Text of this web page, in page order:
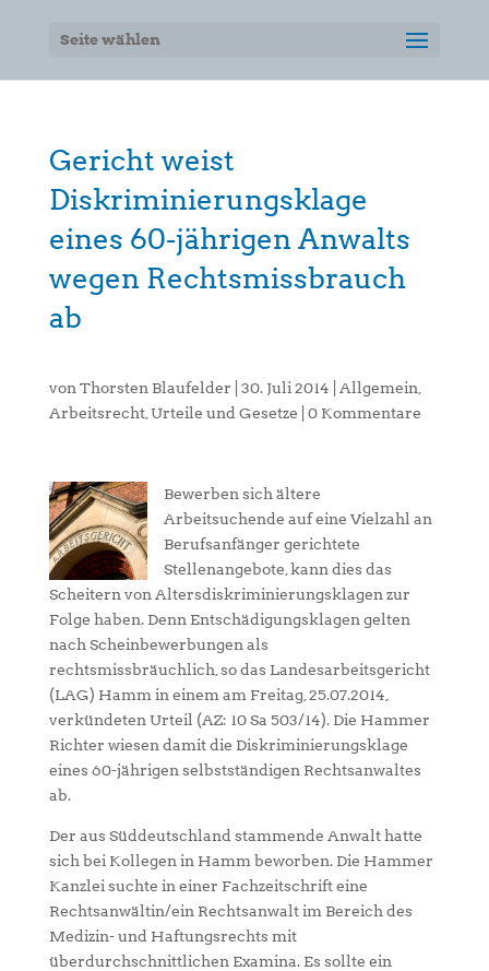
Seite wählen
Gericht weist
Diskriminierungsklage
eines 60-jährigen Anwalts
wegen Rechtsmissbrauch
ab
von Thorsten Blaufelder 30. Juli 2014 Allgemein
Arbeitsrecht, Urteile und Gesetze 0 Kommentare
Bewerben sich ältere
Arbeitsuchende auf eine Vielzahl an
Berufsanfänger gerichtete
Stellenangebote, kann dies das
Scheitern von Altersdiskriminierungsklagen zur
Folge haben. Denn Entschädigungsklagen gelten
nach Scheinbewerbungen als
rechtsmissbräuchlich, so das Landesarbeitsgericht
(LAG) Hamm in einem am Freitag, 25.07.2014,
verkündeten Urteil (AZ: 10 Sa 503/14). Die Hammer
Richter wiesen damit die Diskriminierungsklage
eines 60-jährigen selbstständigen Rechtsanwaltes
ab.
Der aus Süddeutschland stammende Anwalt hatte
sich bei Kollegen in Hamm beworben. Die Hammer
Kanzlei suchte in einer Fachzeitschrift eine
Rechtsanwältin/ein Rechtsanwalt im Bereich des
Medizin- und Haftungsrechts mit
überdurchschnittlichen Examina. Es sollte ein